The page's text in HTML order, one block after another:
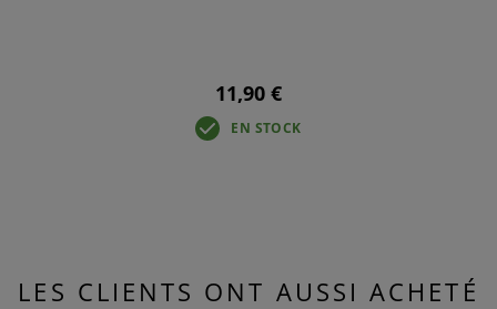
11,90 €
EN STOCK
LES CLIENTS ONT AUSSI ACHETÉ